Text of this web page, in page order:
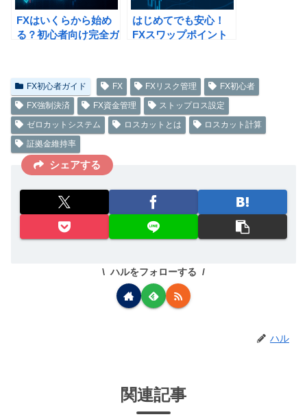
FXはいくらから始め
る？初心者向け完全ガ
はじめてでも安心！
FXスワップポイント
FX初心者ガイド FX FXリスク管理
FX初心者
FX強制決済
FX資金管理
ストップロス設定
ゼロカットシステム
ロスカットとは
ロスカット計算
証拠金維持率
シェアする
ハルをフォローする
ハル
関連記事